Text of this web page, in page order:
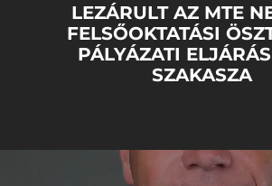
LEZÁRULT AZ MTE
FELSŐOKTATÁSI
PÁLYÁZATI
SZAKASZA